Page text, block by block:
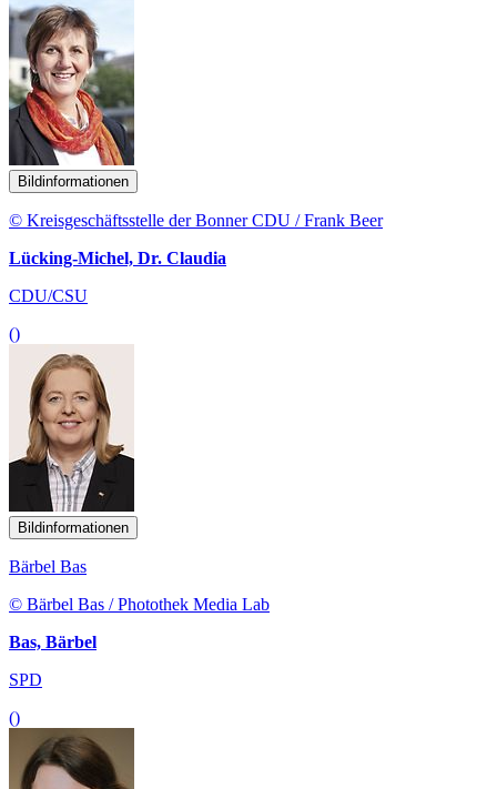
Bildinformationen
© Kreisgeschäftsstelle der Bonner CDU / Frank Beer
Lücking-Michel, Dr. Claudia
CDU/CSU
()
Bildinformationen
Bärbel Bas
© Bärbel Bas / Photothek Media Lab
Bas, Bärbel
SPD
()